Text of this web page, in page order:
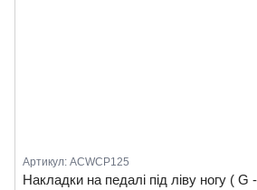
Артикул: ACWCP125
Накладки на педалі під ліву ногу (